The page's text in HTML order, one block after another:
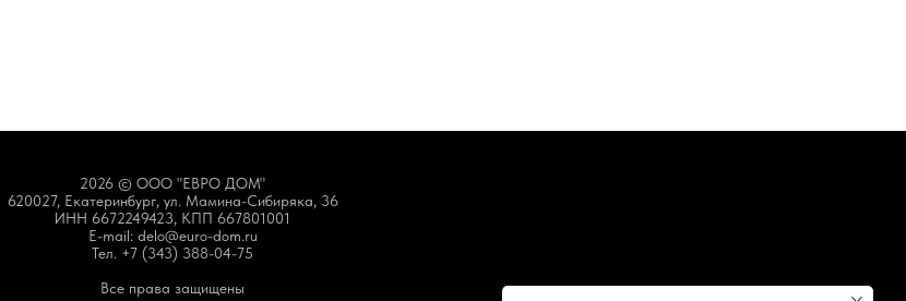
2026 © ООО "ЕВРО ДОМ"
620027, Екатеринбург, ул. Мамина-Сибиряка, 36
ИНН 6672249423, КПП 667801001
E-mail: delo@euro-dom.ru
Тел. +7 (343) 388-04-75
Все права защищены